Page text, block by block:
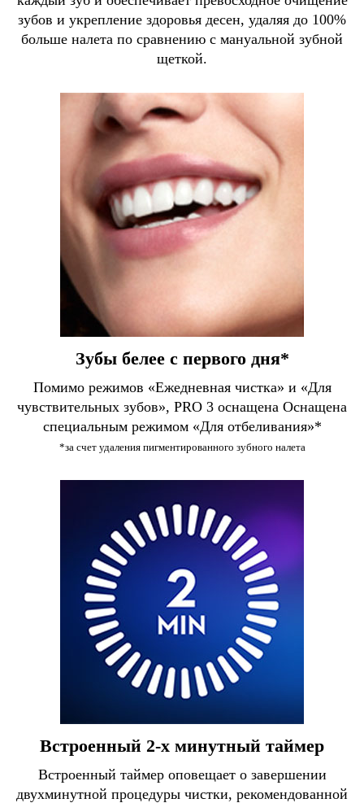
зубов и укрепление здоровья десен, удаляя до 100%
больше налета по сравнению с мануальной зубной
щеткой.
Зубы белее с первого дня*
Помимо режимов «Ежедневная чистка» и «Для
чувствительных зубов», PRO 3 оснащена Оснащена
специальным режимом «Для отбеливания»*
*за счет удаления пигментированного зубного налета
Встроенный 2-х минутный таймер
Встроенный таймер оповещает о завершении
двухминутной процедуры чистки, рекомендованной